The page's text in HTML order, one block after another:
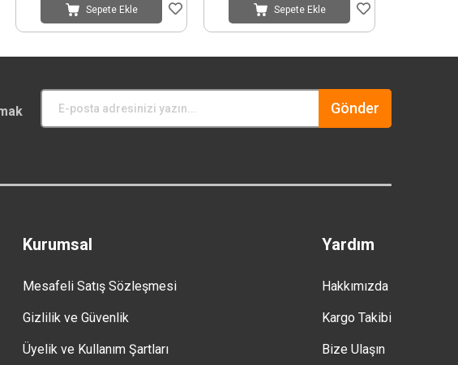
Sepete Ekle Sepete Ekle
Gönder
Kurumsal
Mesafeli Satış Sözleşmesi
Gizlilik ve Güvenlik
Üyelik ve Kullanım Şartları
Yardım
Hakkımızda
Kargo Takibi
Bize Ulaşın